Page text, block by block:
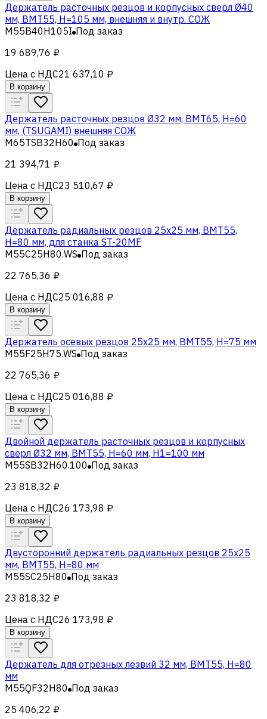
Держатель расточных резцов и корпусных сверл Ø40
мм, BMT55, H=105 мм, внешняя и внутр. СОЖ
M55B40H105I Под заказ
19 689,76 ₽
Цена с НДС21 637,10 ₽
В корзину
Держатель расточных резцов Ø32 мм, BMT65, H=60
мм, (TSUGAMI) внешняя СОЖ
M65TSB32H60 Под заказ
21 394,71 ₽
Цена с НДС23 510,67 ₽
В корзину
Держатель радиальных резцов 25х25 мм, BMT55,
H=80 мм, для станка ST-20MF
M55C25H80.WS Под заказ
22 765,36 ₽
Цена с НДС25 016,88 ₽
В корзину
Держатель осевых резцов 25х25 мм, BMT55, H=75 мм
M55F25H75.WS Под заказ
22 765,36 ₽
Цена с НДС25 016,88 ₽
В корзину
Двойной держатель расточных резцов и корпусных
сверл Ø32 мм, BMT55, H=60 мм, H1=100 мм
M55SB32H60.100 Под заказ
23 818,32 ₽
Цена с НДС26 173,98 ₽
В корзину
Двусторонний держатель радиальных резцов 25х25
мм, BMT55, H=80 мм
M55SC25H80 Под заказ
23 818,32 ₽
Цена с НДС26 173,98 ₽
В корзину
Держатель для отрезных лезвий 32 мм, BMT55, H=80
мм
M55QF32H80 Под заказ
25 406,22 ₽